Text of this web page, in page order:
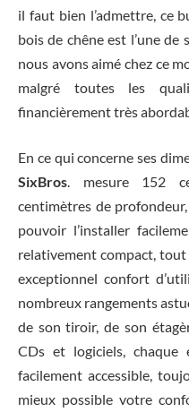
il faut bien l’admettre, ce
bois de chêne est l’une de
nous avons aimé chez ce
malgré toutes les
financièrement très
En ce qui concerne ses
SixBros. mesure 152
centimètres de
pouvoir l’installer
relativement compact,
exceptionnel confort
nombreux rangements
de son tiroir, de son
CDs et logiciels, chaque
facilement accessible,
mieux possible votre